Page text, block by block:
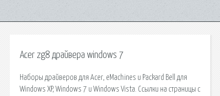
Acer zg8 драйвера windows 7
Наборы драйверов для Acer, eMachines и Packard Bell для
Windows XP, Windows 7 и Windows Vista. Ссылки на страницы с